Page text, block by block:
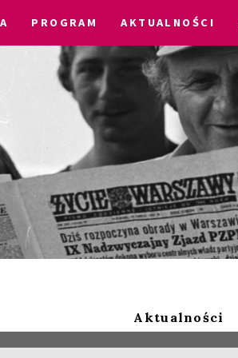
PROGRAM AKTUALNOŚCI
Aktualności